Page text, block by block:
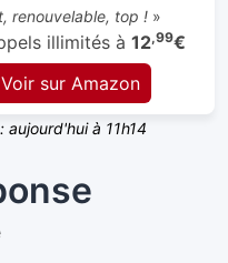
renouvelable, top !»
illimités à 12,99€
sur Amazon
à 11h14